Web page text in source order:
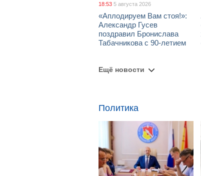
18:53 5 августа 2026
«Аплодируем Вам стоя!»:
Александр Гусев
поздравил Бронислава
Табачникова с 90-летием
Ещё новости
Политика